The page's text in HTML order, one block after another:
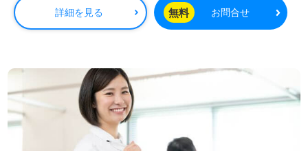
詳細を見る 無料 お問合せ